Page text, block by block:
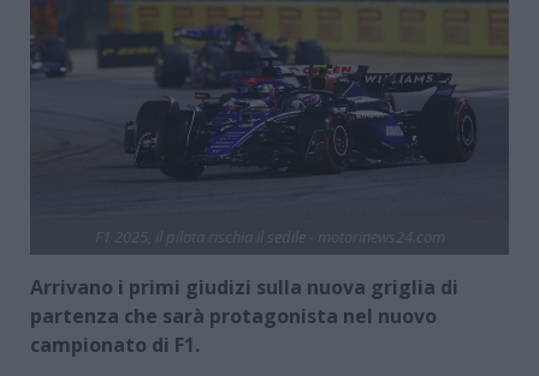
Arrivano i primi giudizi sulla nuova griglia di
partenza che sarà protagonista nel nuovo
campionato di F1.